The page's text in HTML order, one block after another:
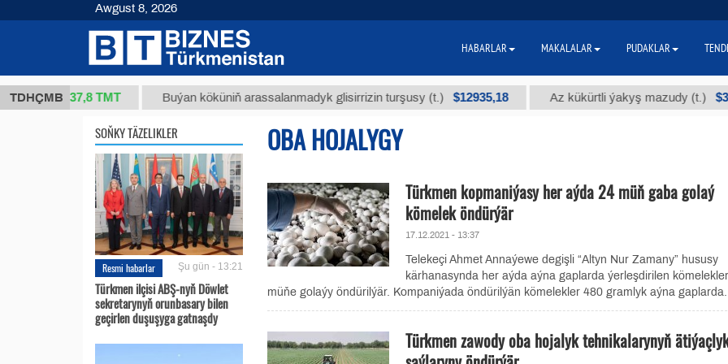
TDHÇMB
37,8 ТМТ Buýan köküniň arassalanmadyk glisirrizin turşusy (t.) $12935,18 Az kükürtli ýakyş mazudy (t.) $300
SOŇKY TÄZELIKLER
Resmi habarlar Şu gün - 13:21
Türkmen ilçisi ABŞ-nyň Döwlet
sekretarynyň orunbasary bilen
geçirlen duşuşyga gatnaşdy
OBA HOJALYGY
Türkmen kopmaniýasy her aýda 24 müň gaba golaý
kömelek öndürýär
17.12.2021 - 13:37
Telekeçi Ahmet Annaýewe degişli “Altyn Nur Zamany” hususy
kärhanasynda her aýda aýna gaplarda ýerleşdirilen
müňe golaýy öndürilýär. Kompaniýada öndürilýän kömelekler 480 gramlyk aýna
Türkmen zawody oba hojalyk tehnikalarynyň
Awgust 8, 2026
HABARLAR MAKALALAR PUDAKLAR